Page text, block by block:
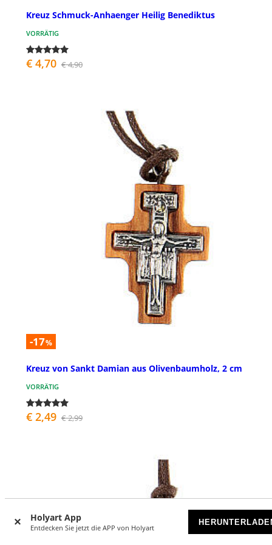
Holyart App
Entdecken Sie jetzt die APP von Holyart
Kreuz Schmuck-Anhaenger Heilig Benediktus
VORRÄTIG
€ 4,70 € 4,90
-17%
Kreuz von Sankt Damian aus Olivenbaumholz, 2 cm
VORRÄTIG
€ 2,49 € 2,99